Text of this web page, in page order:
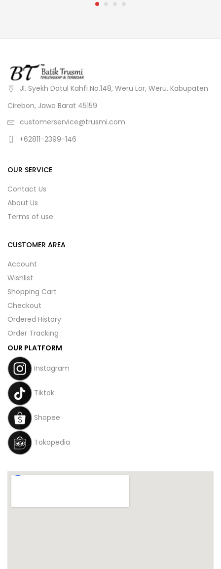
Jl. Syekh Datul Kahfi No.148, Weru Lor, Weru. Kabupaten
Cirebon, Jawa Barat 45159
customerservice@trusmi.com
+62811-2399-146
OUR SERVICE
Contact Us
About Us
Terms of use
CUSTOMER AREA
Account
Wishlist
Shopping Cart
Checkout
Ordered History
Order Tracking
OUR PLATFORM
Instagram
Tiktok
Shopee
Tokopedia